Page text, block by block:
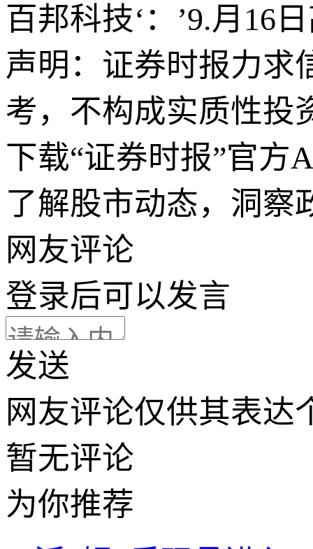
百邦科技‘：’9.月16
声明：证券时报力求
考，不构成实质性投
下载“证券时报”官方
了解股市动态，洞察
网友评论
登录后可以发言
发送
网友评论仅供其表达
暂无评论
为你推荐